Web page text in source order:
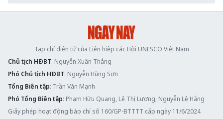
Tạp chí điện tử của Liên hiệp các Hội UNESCO Việt Nam
Chủ tịch HĐBT: Nguyễn Xuân Thắng
Phó Chủ tịch HĐBT: Nguyễn Hùng Sơn
Tổng Biên tập: Trần Văn Mạnh
Phó Tổng Biên tập: Phạm Hữu Quang, Lê Thị Lương, Nguyễn Lệ Hằng
Giấy phép hoạt động báo chí số 160/GP-BTTTT cấp ngày 11/6/2024